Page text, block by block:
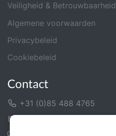
Veiligheid & Betrouwbaarheid
Algemene voorwaarden
Privacybeleid
Cookiebeleid
Contact
+31 (0)85 488 4765